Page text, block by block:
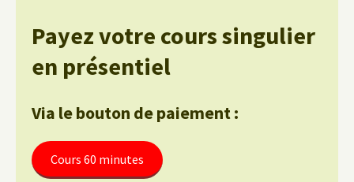
Payez votre cours singulier
en présentiel
Via le bouton de paiement :
Cours 60 minutes